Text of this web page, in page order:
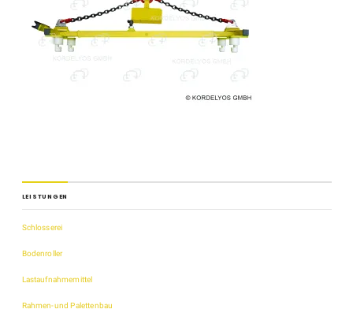
LEISTUNGEN
Schlosserei
Bodenroller
Lastaufnahmemittel
Rahmen-und Palettenbau